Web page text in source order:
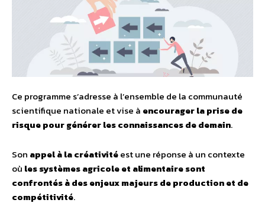
Ce programme s’adresse à l’ensemble de la communauté
scientifique nationale et vise à encourager la prise de
risque pour générer les connaissances de demain.
Son appel à la créativitéest une réponse à un contexte
où les systèmes agricole et alimentaire sont
confrontés à des enjeux majeurs de production et de
compétitivité.